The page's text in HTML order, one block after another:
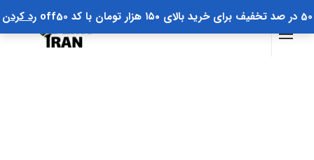
50 در صد تخفیف برای خرید بالای ۱۵۰ هزار تومان با کد off50 رد کردن